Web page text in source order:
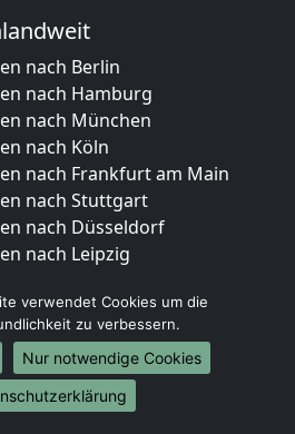
nach Berlin
nach Hamburg
nach München
nach Köln
nach Frankfurt am Main
nach Stuttgart
nach Düsseldorf
nach Leipzig
nach Essen
nach Bremen
nach Dresden
nach Hannover
nach Nürnberg
verwendet Cookies um die
zu verbessern.
Nur notwendige Cookies